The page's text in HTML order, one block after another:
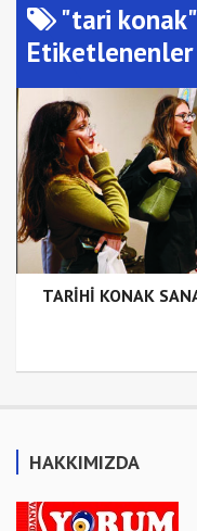
"tari
Etiketlenenler
TARİHİ KONAK
HAKKIMIZDA